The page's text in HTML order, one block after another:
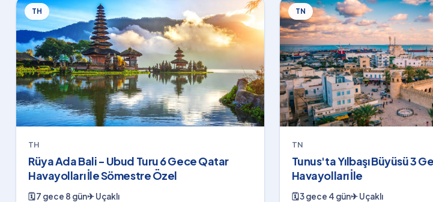
TH
TH
Rüya Ada Bali - Ubud Turu 6 Gece Qatar
Havayolları İle Sömestre Özel
🗓7 gece 8 gün✈Uçaklı
TN
TN
Tunus'ta Yılbaşı Büyüsü 3
Havayolları İle
🗓3 gece 4 gün✈Uçaklı